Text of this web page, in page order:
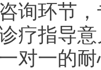
询环节
疗指导
对一的